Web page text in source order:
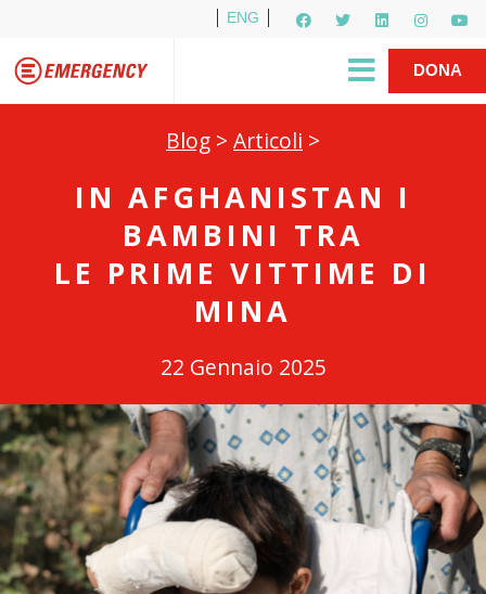
ENG
R1PUD1A
DONA
Blog > Articoli >
IN AFGHANISTAN I
BAMBINI TRA
LE PRIME VITTIME DI
MINA
22 Gennaio 2025